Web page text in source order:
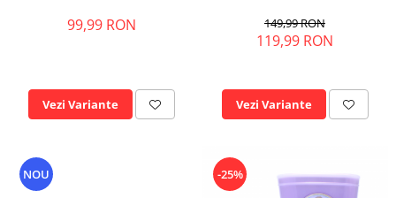
99,99 RON
Vezi Variante
149,99 RON
119,99 RON
Vezi Variante
NOU -25%